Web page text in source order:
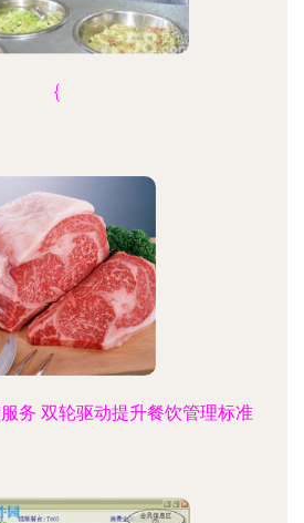
{
务 双轮驱动提升餐饮管理标准